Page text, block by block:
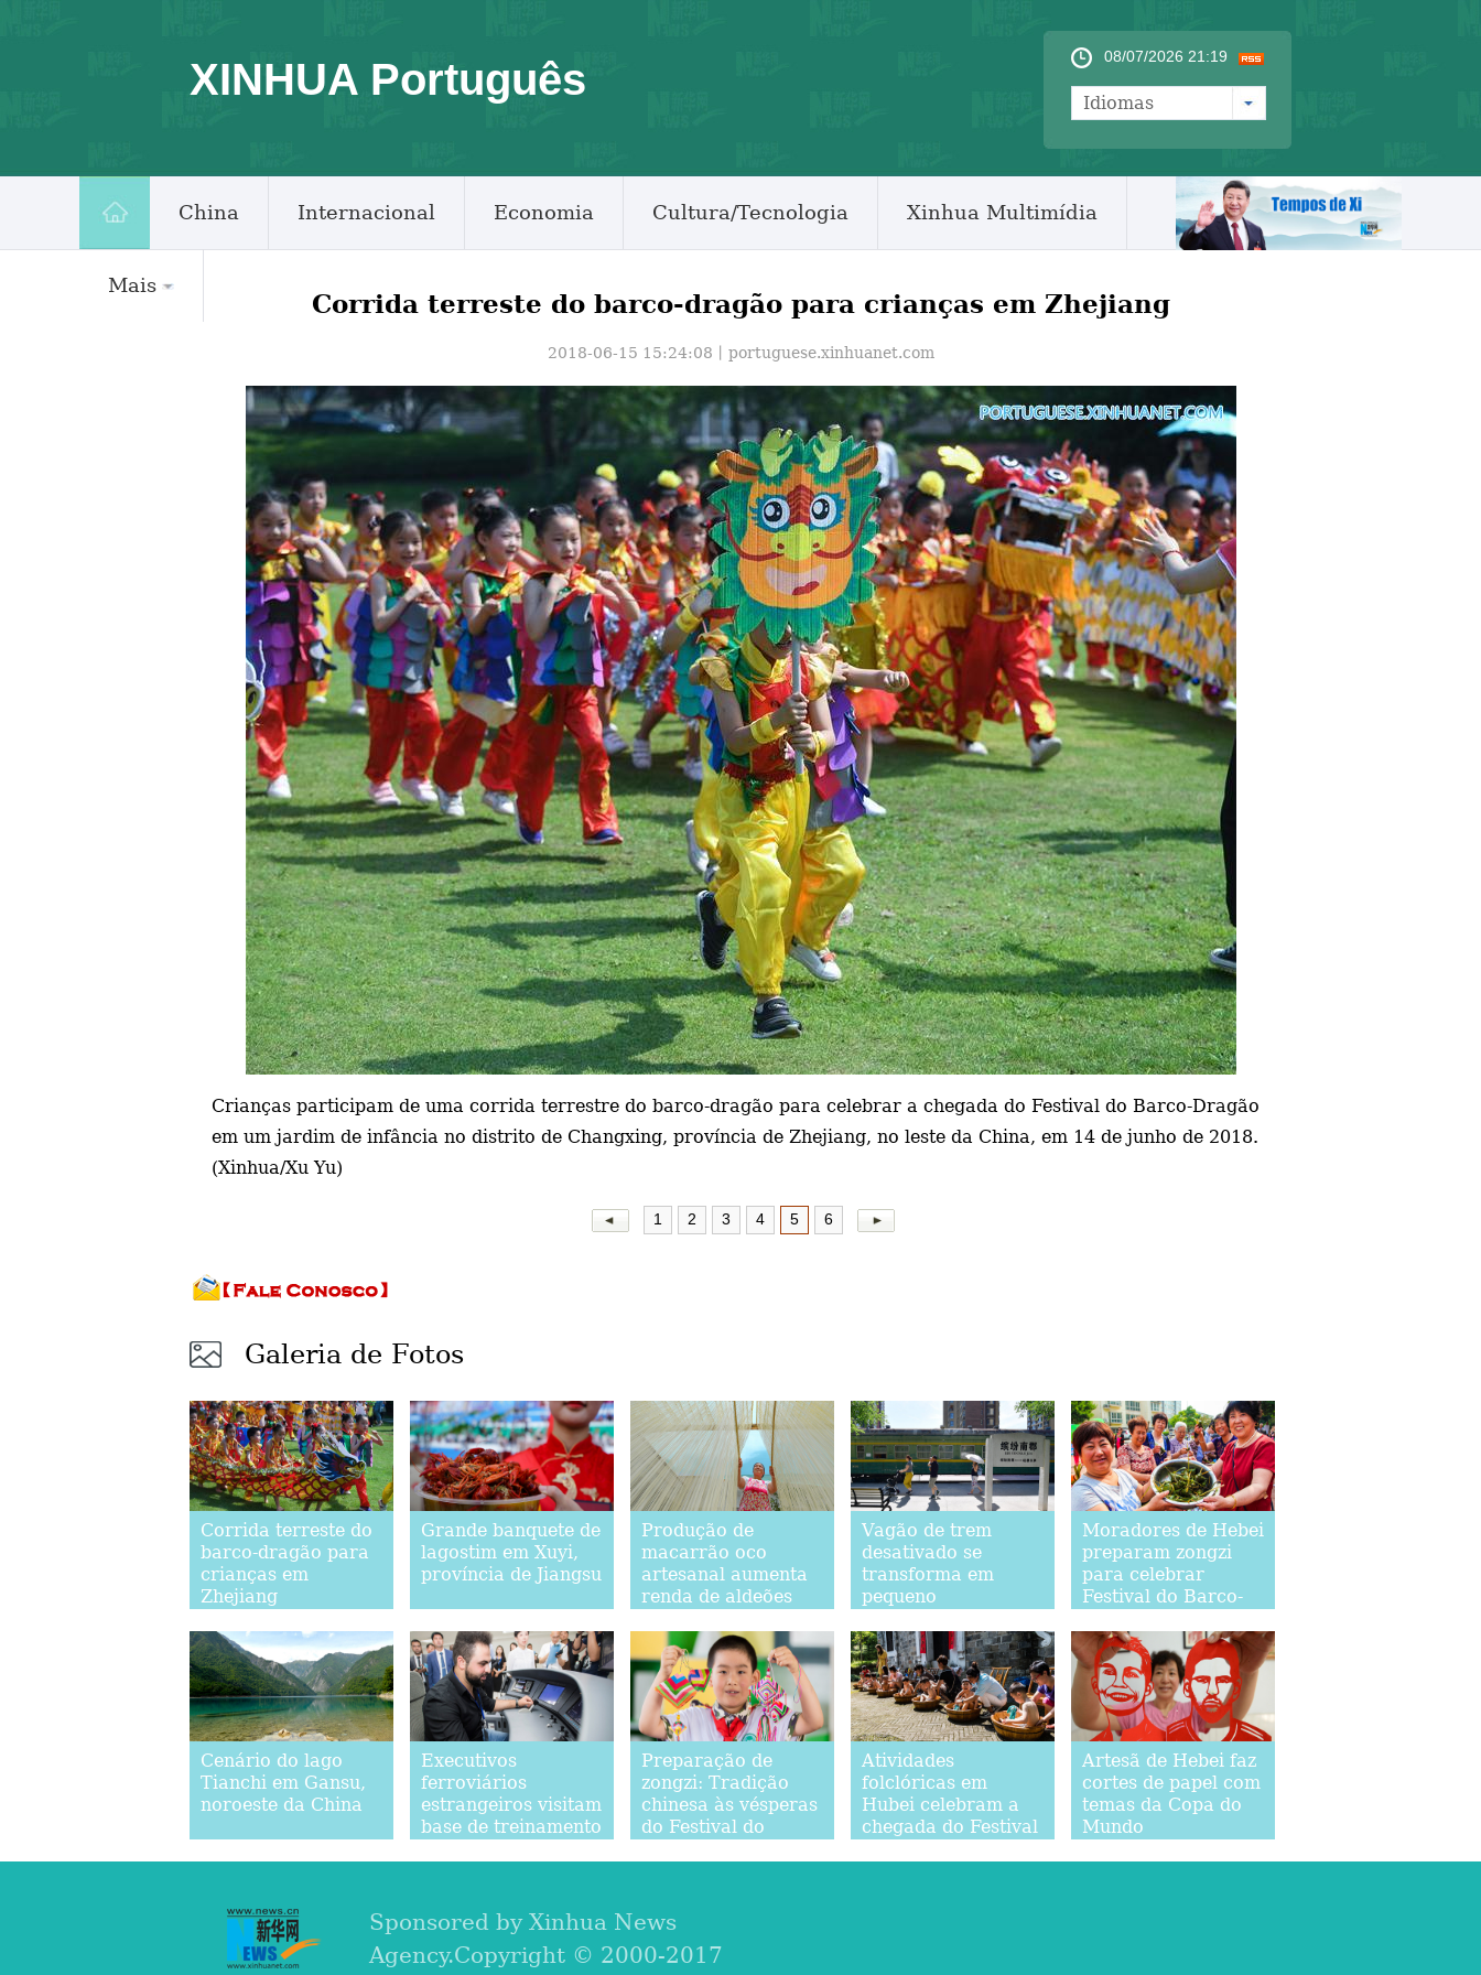
XINHUA Português 08/07/2026 21:19
Idiomas
China Internacional Economia Cultura/Tecnologia Xinhua Multimídia
Mais
Corrida terreste do barco-dragão para crianças em Zhejiang
2018-06-15 15:24:08丨 portuguese.xinhuanet.com
Crianças participam de uma corrida terrestre do barco-dragão para celebrar a chegada do Festival do Barco-Dragão
em um jardim de infância no distrito de Changxing, província de Zhejiang, no leste da China, em 14 de junho de 2018.
(Xinhua/Xu Yu)
1 2 3 4 5 6
Galeria de Fotos
Corrida terreste do
barco-dragão para
crianças em
Zhejiang
Grande banquete de
lagostim em Xuyi,
província de Jiangsu
Produção de
macarrão oco
artesanal aumenta
renda de aldeões
Vagão de trem
desativado se
transforma em
pequeno
Xi'an
Moradores de Hebei
preparam zongzi
para celebrar
Festival do Barco-
Cenário do lago
Tianchi em Gansu,
noroeste da China
Executivos
ferroviários
estrangeiros visitam
base de treinamento
Preparação de
zongzi: Tradição
chinesa às vésperas
do Festival do
Atividades
folclóricas em
Hubei celebram a
chegada do Festival
Artesã de Hebei faz
cortes de papel com
temas da Copa do
Mundo
Sponsored by Xinhua News
Agency.Copyright © 2000-2017